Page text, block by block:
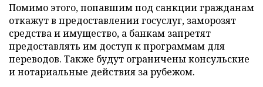
Помимо этого, попавшим под санкции гражданам
откажут в предоставлении госуслуг, заморозят
средства и имущество, а банкам запретят
предоставлять им доступ к программам для
переводов. Также будут ограничены консульские
и нотариальные действия за рубежом.